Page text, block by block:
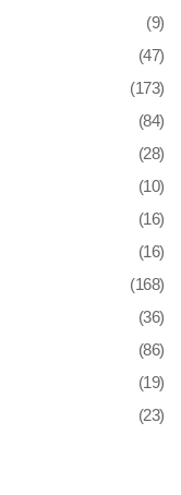
(9)
(47)
(173)
(84)
(28)
(10)
(16)
(16)
(168)
(36)
(86)
(19)
(23)